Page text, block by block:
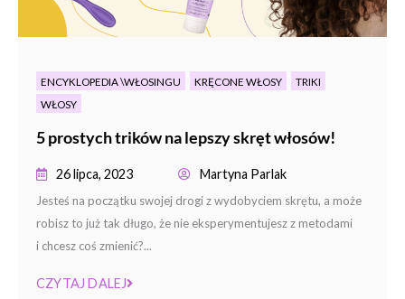
ENCYKLOPEDIA \WŁOSINGU KRĘCONE WŁOSY
TRIKI
WŁOSY
5 prostych trików na lepszy skręt włosów!
26 lipca, 2023 Martyna Parlak
Jesteś na początku swojej drogi z wydobyciem skrętu, a może
robisz to już tak długo, że nie eksperymentujesz z metodami
i chcesz coś zmienić?...
CZYTAJ DALEJ